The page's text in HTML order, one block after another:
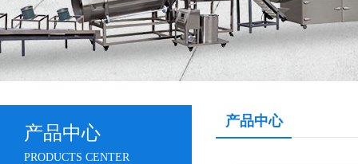
产品中心
PRODUCTS CENTER
产品中心